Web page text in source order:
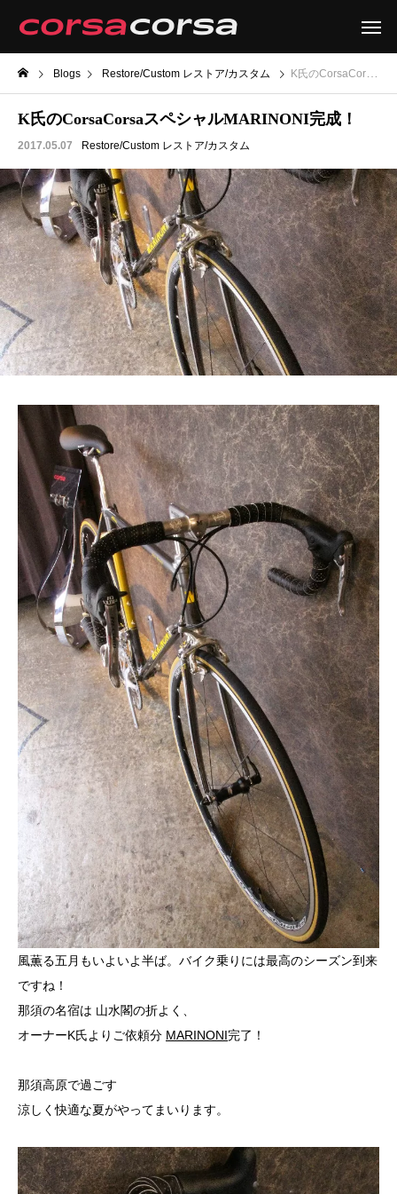
Blogs Restore/Custom レストア/カスタム K氏のCorsaCorsaスペシャルMARINONI完成！
K氏のCorsaCorsaスペシャルMARINONI完成！
2017.05.07 Restore/Custom レストア/カスタム
風薫る五月もいよいよ半ば。バイク乗りには最高のシーズン到来
ですね！
那須の名宿は 山水閣の折よく、
オーナーK氏よりご依頼分 MARINONI完了！
那須高原で過ごす
涼しく快適な夏がやってまいります。